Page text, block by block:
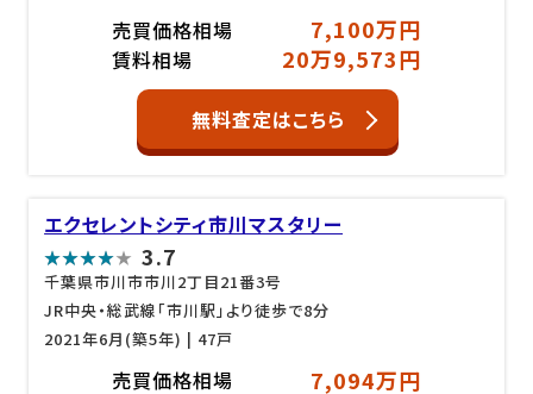
売買価格相場 7,100万円
賃料相場 20万9,573円
無料査定はこちら
エクセレントシティ市川マスタリー
3.7
千葉県市川市市川2丁目21番3号
JR中央・総武線「市川駅」より徒歩で8分
2021年6月(築5年) | 47戸
売買価格相場 7,094万円